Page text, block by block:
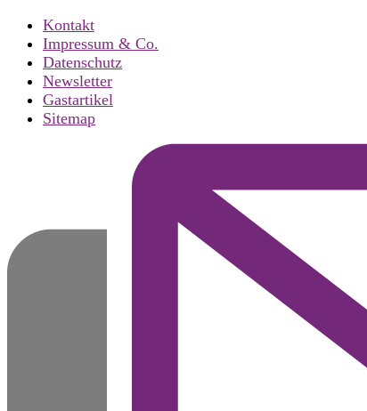
Kontakt
Impressum & Co.
Datenschutz
Newsletter
Gastartikel
Sitemap